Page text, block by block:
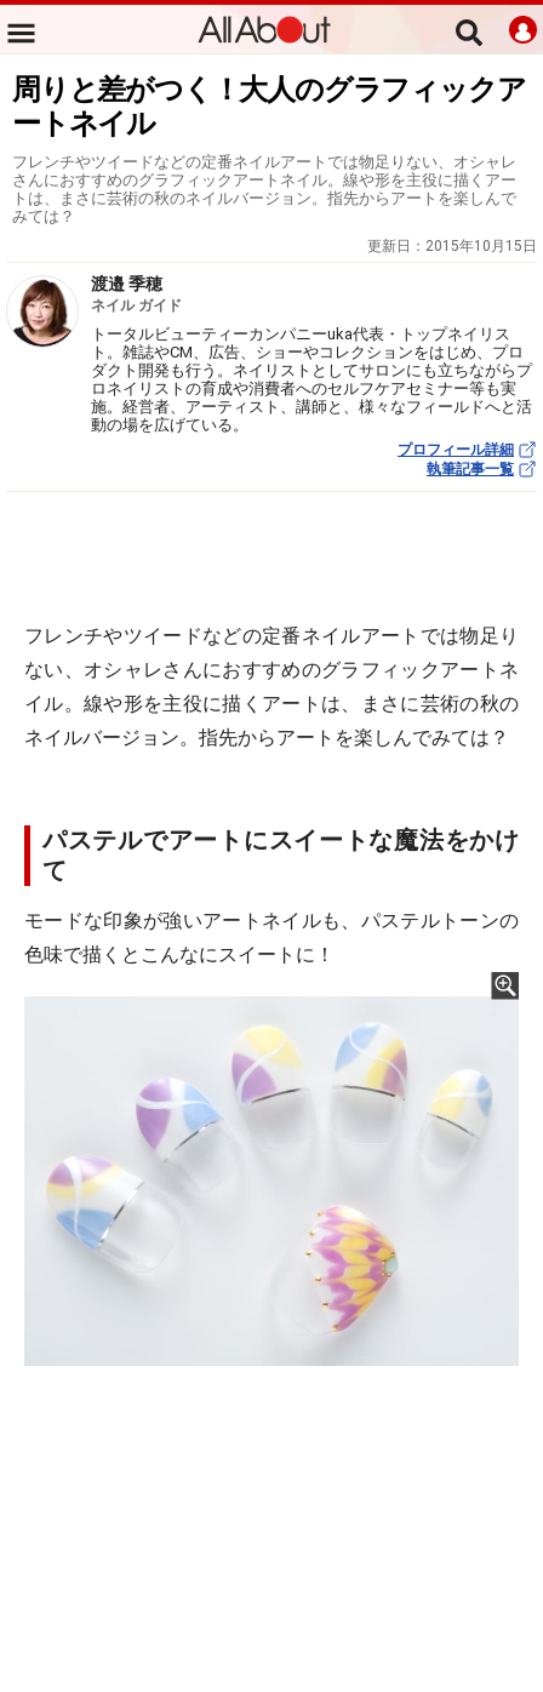
周りと差がつく！大人のグラフィックア
ートネイル
フレンチやツイードなどの定番ネイルアートでは物足りない、オシャレ
さんにおすすめのグラフィックアートネイル。線や形を主役に描くアー
トは、まさに芸術の秋のネイルバージョン。指先からアートを楽しんで
みては？
更新日： 2015年10月15日
渡邉 季穂
ネイル ガイド
トータルビューティーカンパニーuka代表・トップネイリス
ト。雑誌やCM、広告、ショーやコレクションをはじめ、プロ
ダクト開発も行う。ネイリストとしてサロンにも立ちながらプ
ロネイリストの育成や消費者へのセルフケアセミナー等も実
施。経営者、アーティスト、講師と、様々なフィールドへと活
動の場を広げている。
プロフィール詳細
執筆記事一覧
フレンチやツイードなどの定番ネイルアートでは物足り
ない、オシャレさんにおすすめのグラフィックアートネ
イル。線や形を主役に描くアートは、まさに芸術の秋の
ネイルバージョン。指先からアートを楽しんでみては？
パステルでアートにスイートな魔法をかけ
て
モードな印象が強いアートネイルも、パステルトーンの
色味で描くとこんなにスイートに！